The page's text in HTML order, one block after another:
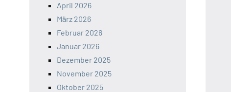
April 2026
März 2026
Februar 2026
Januar 2026
Dezember 2025
November 2025
Oktober 2025